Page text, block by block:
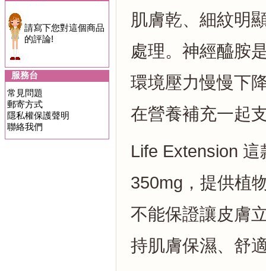
請寫下您對這個商品
的評論!
服務台
常見問題
郵寄方式
隱私權保護聲明
聯絡我們
肌膚乾、細紋明
處理。神經醯胺
環境壓力慢慢下
在營養補充一起
Life Extension
350mg，提供植
不能保證讓皮膚
持肌膚保濕、舒